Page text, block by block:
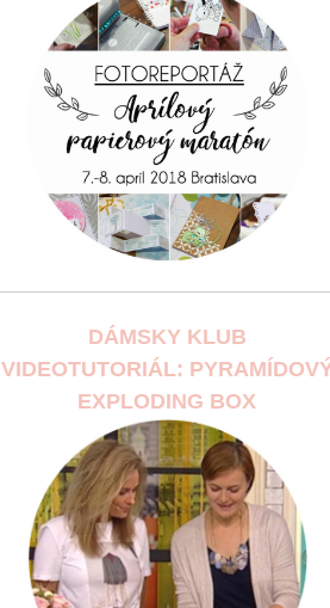
DÁMSKY KLUB
VIDEOTUTORIÁL:
EXPLODING BOX